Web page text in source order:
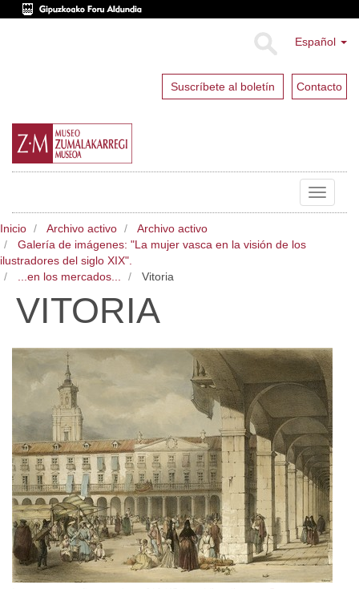
Español
Suscríbete al boletín Contacto
Toggle
Inicio Archivo activo
Archivo activo
Galería de imágenes: "La mujer vasca en la visión de los
ilustradores del siglo XIX".
...en los mercados...
Vitoria
VITORIA